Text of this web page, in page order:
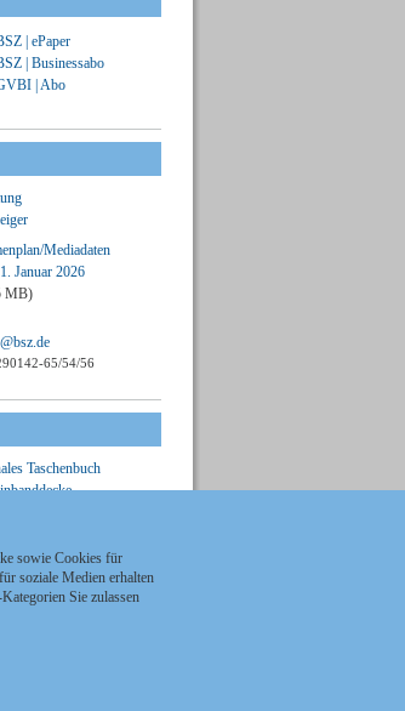
| ePaper
| Businessabo
| Abo
Mediadaten
Januar 2026
MB)
65/54/56
Taschenbuch
sowie Cookies für
soziale Medien erhalten
Sie zulassen